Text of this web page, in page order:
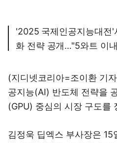
'2025 국제인공지능대전'
화 전략 공개…"5와트 이
(지디넷코리아=조이환 기
공지능(AI) 반도체 전략을
(GPU) 중심의 시장 구도를
김정욱 딥엑스 부사장은 15